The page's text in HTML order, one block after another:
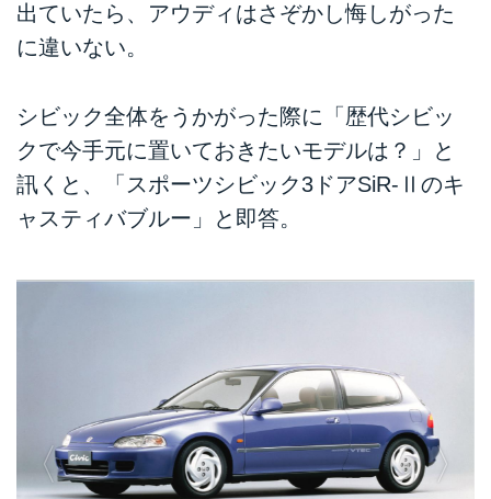
出ていたら、アウディはさぞかし悔しがった
に違いない。
シビック全体をうかがった際に「歴代シビッ
クで今手元に置いておきたいモデルは？」と
訊くと、「スポーツシビック3ドアSiR-Ⅱのキ
ャスティバブルー」と即答。